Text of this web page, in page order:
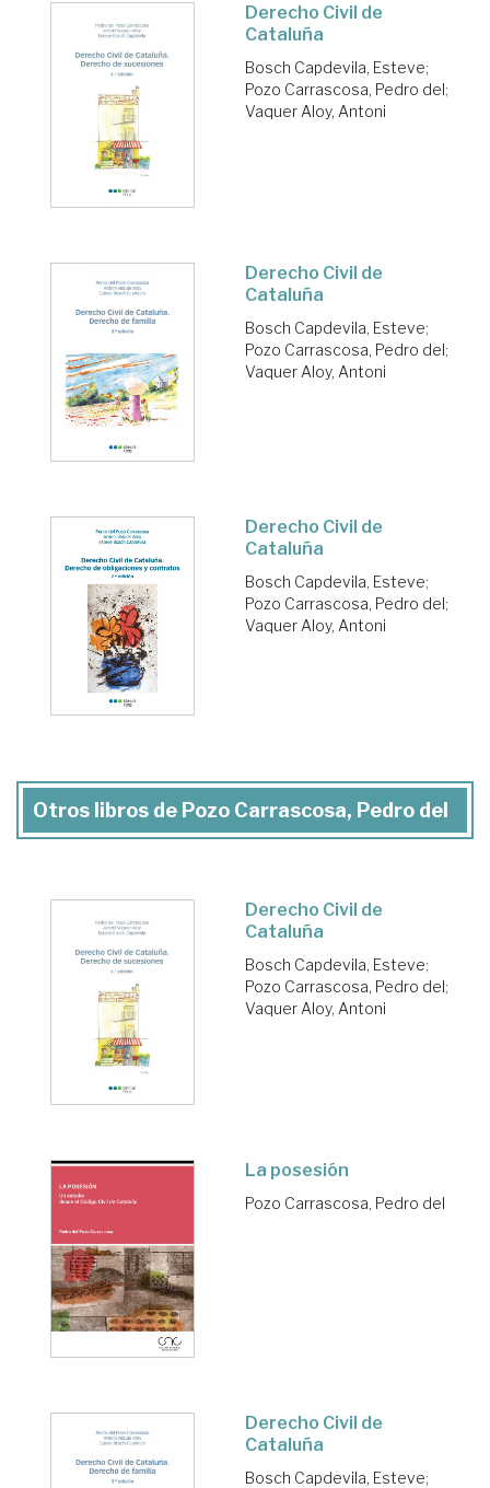
Derecho Civil de
Cataluña
Bosch Capdevila, Esteve;
Pozo Carrascosa, Pedro del;
Vaquer Aloy, Antoni
Derecho Civil de
Cataluña
Bosch Capdevila, Esteve;
Pozo Carrascosa, Pedro del;
Vaquer Aloy, Antoni
Derecho Civil de
Cataluña
Bosch Capdevila, Esteve;
Pozo Carrascosa, Pedro del;
Vaquer Aloy, Antoni
Otros libros de Pozo Carrascosa, Pedro del
Derecho Civil de
Cataluña
Bosch Capdevila, Esteve;
Pozo Carrascosa, Pedro del;
Vaquer Aloy, Antoni
La posesión
Pozo Carrascosa, Pedro del
Derecho Civil de
Cataluña
Bosch Capdevila, Esteve;